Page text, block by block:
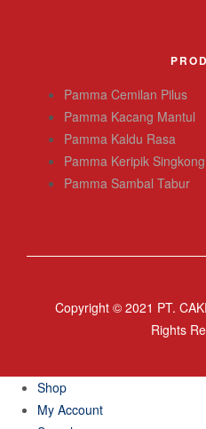
Pamma Cemilan Pilus
Pamma Kacang Mantul
Pamma Kaldu Rasa
Pamma Keripik
Pamma Sambal Tabur
Copyright © 2021 PT.
Rights
Shop
My Account